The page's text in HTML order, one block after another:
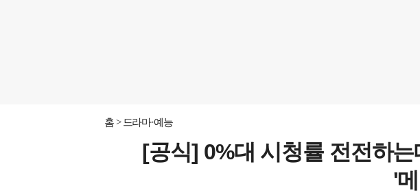
홈 드라마·예능
[공식] 0%대 시청률 전전하
'